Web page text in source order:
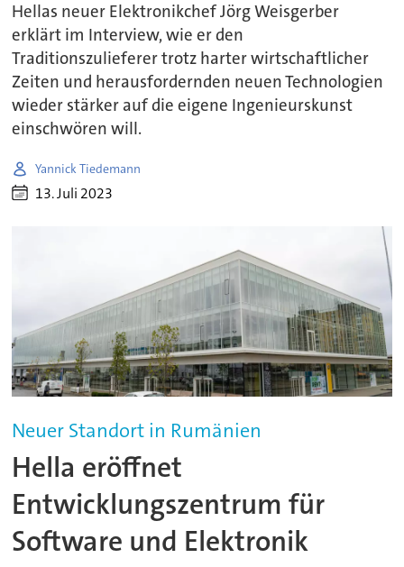
Hellas neuer Elektronikchef Jörg Weisgerber
erklärt im Interview, wie er den
Traditionszulieferer trotz harter wirtschaftlicher
Zeiten und herausfordernden neuen Technologien
wieder stärker auf die eigene Ingenieurskunst
einschwören will.
Yannick Tiedemann
13. Juli 2023
Neuer Standort in Rumänien
Hella eröffnet
Entwicklungszentrum für
Software und Elektronik